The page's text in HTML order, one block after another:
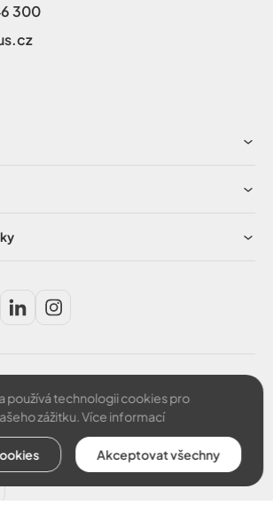
300
používá technologii cookies pro
zážitku.Více informací
Akceptovat všechny